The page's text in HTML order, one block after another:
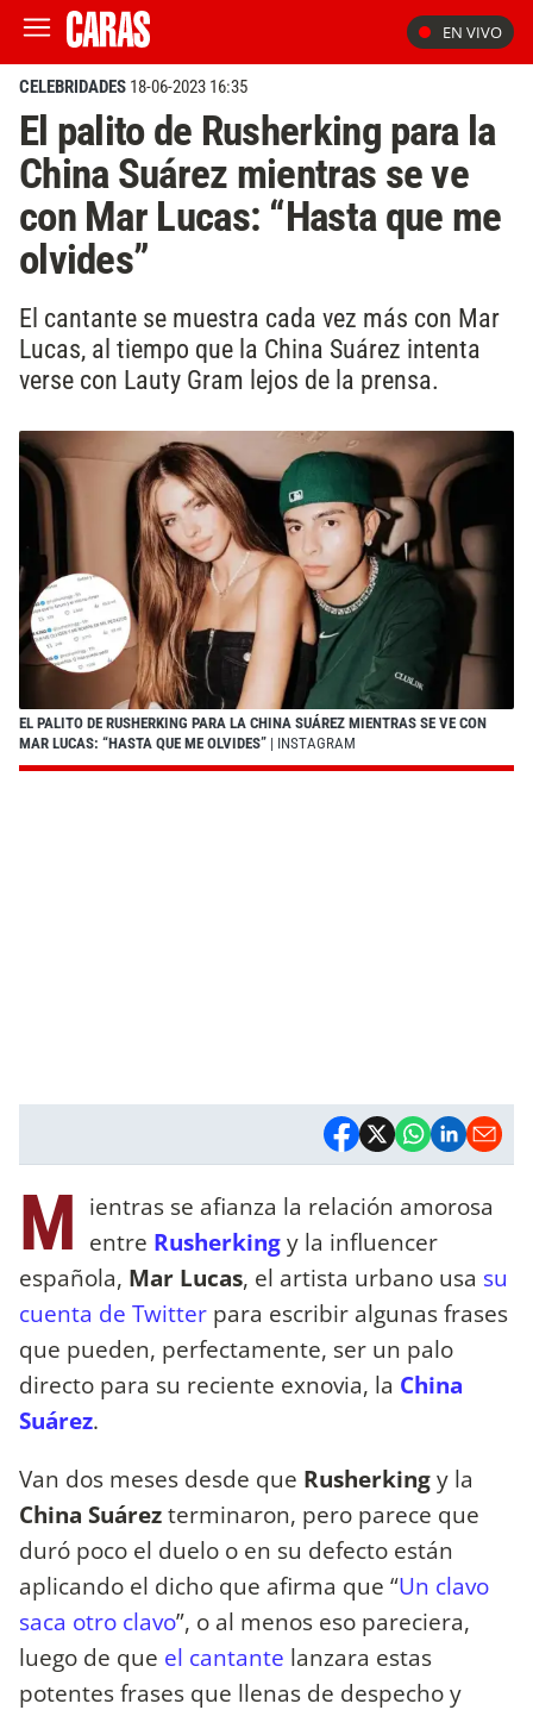
EN VIVO
CELEBRIDADES 18-06-2023 16:35
El palito de Rusherking para la
China Suárez mientras se ve
con Mar Lucas: “Hasta que me
olvides”
El cantante se muestra cada vez más con Mar
Lucas, al tiempo que la China Suárez intenta
verse con Lauty Gram lejos de la prensa.
EL PALITO DE RUSHERKING PARA LA CHINA SUÁREZ MIENTRAS SE VE CON
MAR LUCAS: “HASTA QUE ME OLVIDES” | INSTAGRAM
M ientras se afianza la relación amorosa
entre Rusherkingy la influencer
española, Mar Lucas, el artista urbano usa su
cuenta de Twitter para escribir algunas frases
que pueden, perfectamente, ser un palo
directo para su reciente exnovia, la China
Suárez.
Van dos meses desde que Rusherkingy la
China Suárezterminaron, pero parece que
duró poco el duelo o en su defecto están
aplicando el dicho que afirma que “Un clavo
saca otro clavo”, o al menos eso pareciera,
luego de que el cantante lanzara estas
potentes frases que llenas de despecho y